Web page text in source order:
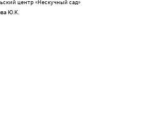
центр «Нескучный сад»
Ю.К.